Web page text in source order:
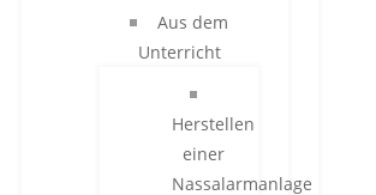
Aus dem
Unterricht
Herstellen
einer
Nassalarmanlage